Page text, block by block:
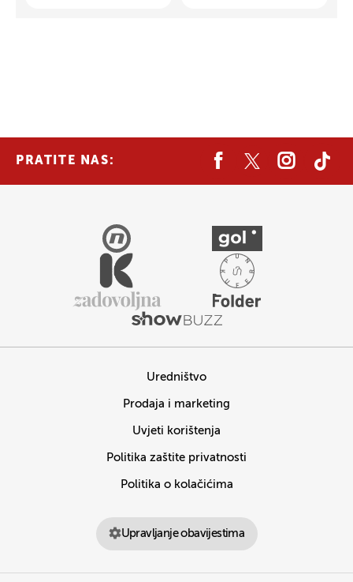
PRATITE NAS:
Uredništvo
Prodaja i marketing
Uvjeti korištenja
Politika zaštite privatnosti
Politika o kolačićima
Upravljanje obavijestima